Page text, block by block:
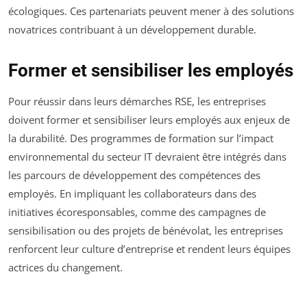
écologiques. Ces partenariats peuvent mener à des solutions
novatrices contribuant à un développement durable.
Former et sensibiliser les employés
Pour réussir dans leurs démarches RSE, les entreprises
doivent former et sensibiliser leurs employés aux enjeux de
la durabilité. Des programmes de formation sur l’impact
environnemental du secteur IT devraient être intégrés dans
les parcours de développement des compétences des
employés. En impliquant les collaborateurs dans des
initiatives écoresponsables, comme des campagnes de
sensibilisation ou des projets de bénévolat, les entreprises
renforcent leur culture d’entreprise et rendent leurs équipes
actrices du changement.